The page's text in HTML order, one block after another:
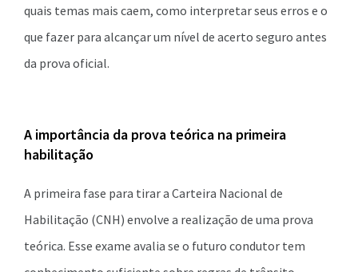
quais temas mais caem, como interpretar seus erros e o
que fazer para alcançar um nível de acerto seguro antes
da prova oficial.
A importância da prova teórica na primeira
habilitação
A primeira fase para tirar a Carteira Nacional de
Habilitação (CNH) envolve a realização de uma prova
teórica. Esse exame avalia se o futuro condutor tem